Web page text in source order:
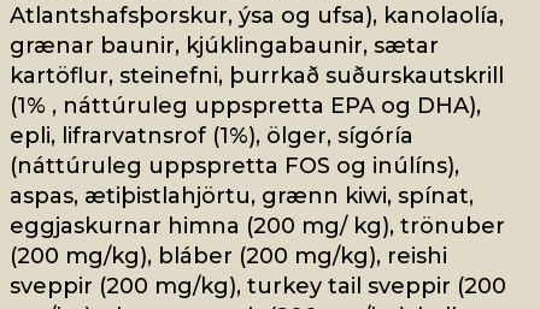
Atlantshafsþorskur, ýsa og ufsa), kanolaolía,
grænar baunir, kjúklingabaunir, sætar
kartöflur, steinefni, þurrkað suðurskautskrill
(1% , náttúruleg uppspretta EPA og DHA),
epli, lifrarvatnsrof (1%), ölger, sígóría
(náttúruleg uppspretta FOS og inúlíns),
aspas, ætiþistlahjörtu, grænn kiwi, spínat,
eggjaskurnar himna (200 mg/ kg), trönuber
(200 mg/kg), bláber (200 mg/kg), reishi
sveppir (200 mg/kg), turkey tail sveppir (200